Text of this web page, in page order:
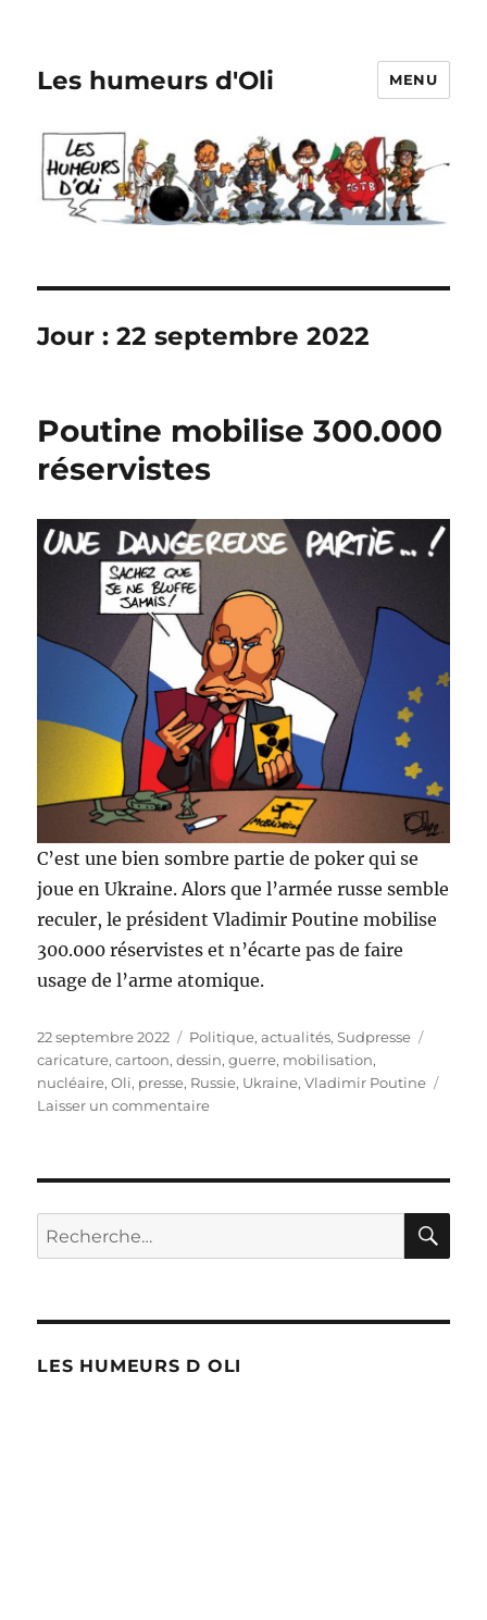
Les humeurs d'Oli MENU
Jour :22 septembre 2022
Poutine mobilise 300.000
réservistes
C’est une bien sombre partie de poker qui se
joue en Ukraine. Alors que l’armée russe semble
reculer, le président Vladimir Poutine mobilise
300.000 réservistes et n’écarte pas de faire
usage de l’arme atomique.
Publié
le
22 septembre 2022 Catégories
Politique, actualités,Sudpresse
caricature,cartoon,dessin,guerre, mobilisation,
nucléaire,Oli, presse, Russie, Ukraine,Vladimir Poutine
Laisser un commentairesur
Recherche
pour :
LES HUMEURS D OLI